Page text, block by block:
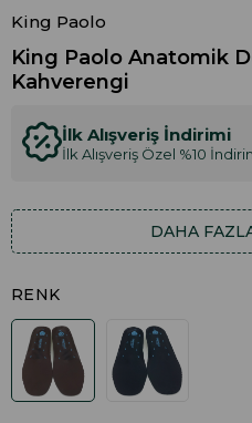
King Paolo
King Paolo Anatomik
Kahverengi
İlk Alışveriş İndirimi
İlk Alışveriş Özel %10
DAHA
RENK